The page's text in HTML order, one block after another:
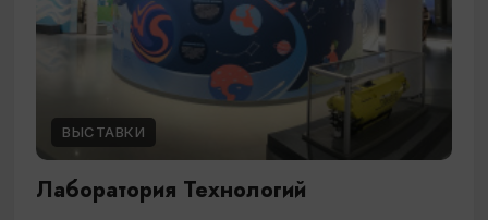
ВЫСТАВКИ
Лаборатория Технологий